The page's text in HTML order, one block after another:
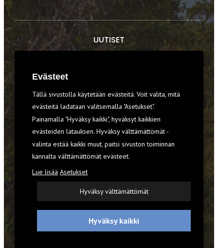
UUTISET
VARUSTEET
TILAA RETKI-LEHTI
YHTEYSTIEDOT
REKISTERISELOSTE
EVÄSTEET
Evästeet
Tällä sivustolla käytetään evästeitä. Voit valita, mitä
evästeitä ladataan valitsemalla "Asetukset".
Painamalla "Hyväksy kaikki", hyväksyt kaikkien
evästeiden latauksen. Hyväksy välttämättömät -
valinta estää kaikki muut, paitsi sivuston toiminnan
kannalta välttämättömät evästeet.
Lue lisää Asetukset
Hyväksy välttämättömät
Hyväksy kaikki